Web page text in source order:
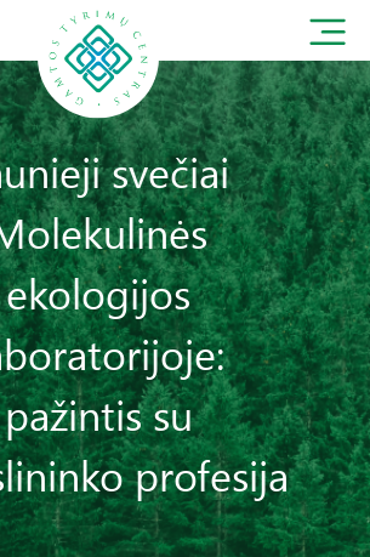
svečiai
ekologijos
pažintis su
profesija